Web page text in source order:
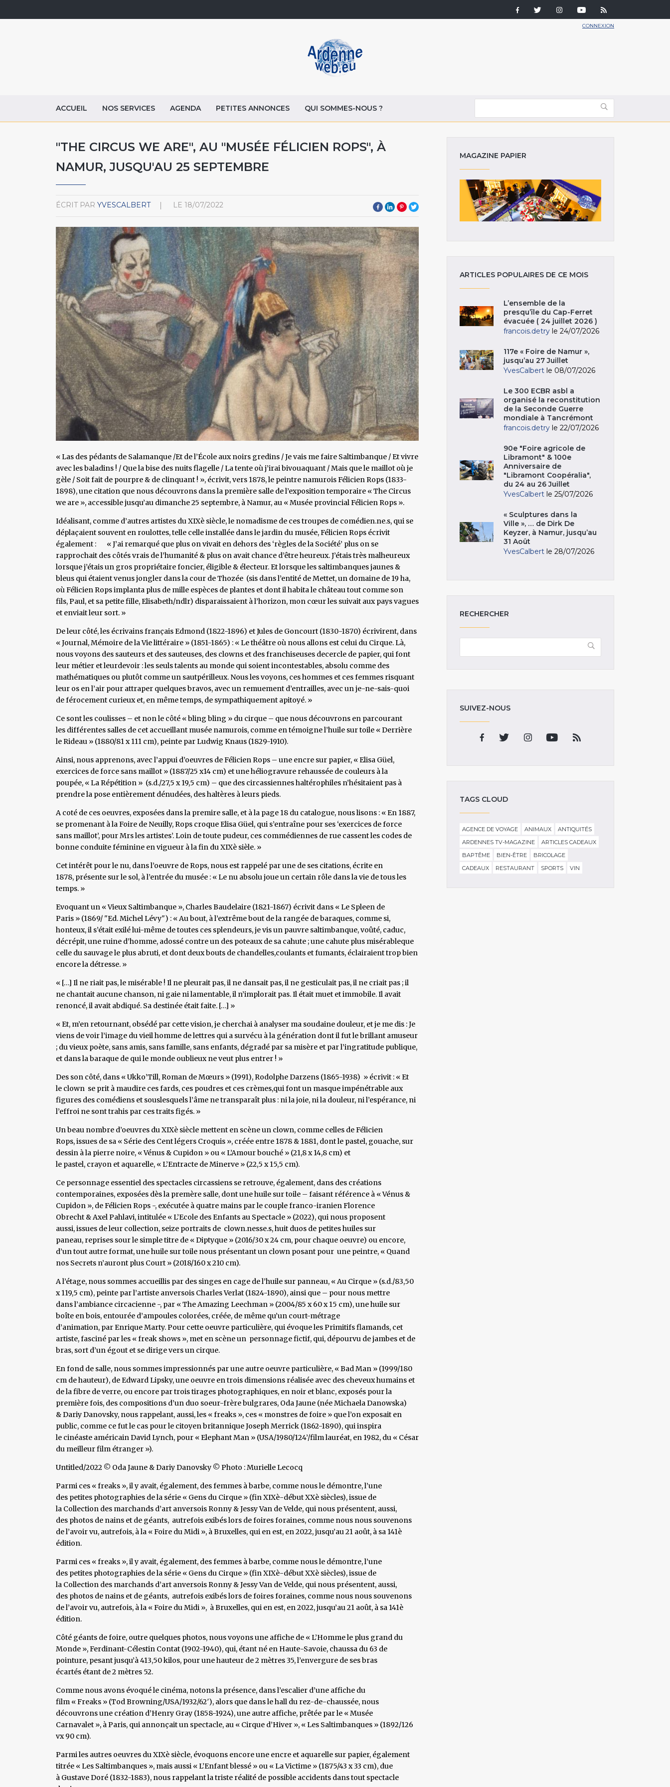
CONNEXION
ACCUEIL NOS SERVICES AGENDA PETITES ANNONCES QUI SOMMES-NOUS ?
"THE CIRCUS WE ARE", AU "MUSÉE FÉLICIEN ROPS", À
NAMUR, JUSQU'AU 25 SEPTEMBRE
ÉCRIT PAR YVESCALBERT LE 18/07/2022
« Las des pédants de Salamanque /Et de l’École aux noirs gredins / Je vais me faire Saltimbanque / Et vivre
avec les baladins ! / Que la bise des nuits flagelle / La tente où j’irai bivouaquant / Mais que le maillot où je
gèle / Soit fait de pourpre & de clinquant ! », écrivit, vers 1878, le peintre namurois Félicien Rops (1833-
1898), une citation que nous découvrons dans la première salle de l’exposition temporaire « The Circus
we are », accessible jusqu’au dimanche 25 septembre, à Namur, au « Musée provincial Félicien Rops ».
Idéalisant, comme d’autres artistes du XIXè siècle, le nomadisme de ces troupes de comédien.ne.s, qui se
déplaçaient souvent en roulottes, telle celle installée dans le jardin du musée, Félicien Rops écrivit
également : « J’ai remarqué que plus on vivait en dehors des ‘règles de la Société’ plus on se
rapprochait des côtés vrais de l’humanité & plus on avait chance d’être heureux. J’étais très malheureux
lorsque j’étais un gros propriétaire foncier, éligible & électeur. Et lorsque les saltimbanques jaunes &
bleus qui étaient venus jongler dans la cour de Thozée (sis dans l’entité de Mettet, un domaine de 19 ha,
où Félicien Rops implanta plus de mille espèces de plantes et dont il habita le château tout comme son
fils, Paul, et sa petite fille, Elisabeth/ndlr) disparaissaient à l’horizon, mon cœur les suivait aux pays vagues
et enviait leur sort. »
De leur côté, les écrivains français Edmond (1822-1896) et Jules de Goncourt (1830-1870) écrivirent, dans
« Journal, Mémoire de la Vie littéraire » (1851-1865) : « Le théâtre où nous allons est celui du Cirque. Là,
nous voyons des sauteurs et des sauteuses, des clowns et des franchiseuses decercle de papier, qui font
leur métier et leurdevoir : les seuls talents au monde qui soient incontestables, absolu comme des
mathématiques ou plutôt comme un sautpérilleux. Nous les voyons, ces hommes et ces femmes risquant
leur os en l’air pour attraper quelques bravos, avec un remuement d’entrailles, avec un je-ne-sais-quoi
de férocement curieux et, en même temps, de sympathiquement apitoyé. »
Ce sont les coulisses – et non le côté « bling bling » du cirque – que nous découvrons en parcourant
les différentes salles de cet accueillant musée namurois, comme en témoigne l’huile sur toile « Derrière
le Rideau » (1880/81 x 111 cm), peinte par Ludwig Knaus (1829-1910).
Ainsi, nous apprenons, avec l’appui d’oeuvres de Félicien Rops – une encre sur papier, « Elisa Güel,
exercices de force sans maillot » (1887/25 x14 cm) et une héliogravure rehaussée de couleurs à la
poupée, « La Répétition » (s.d./27,5 x 19,5 cm) – que des circassiennes haltérophiles n’hésitaient pas à
prendre la pose entièrement dénudées, des haltères à leurs pieds.
A coté de ces oeuvres, exposées dans la premire salle, et à la page 18 du catalogue, nous lisons : « En 1887,
se promenant à la Foire de Neuilly, Rops croque Elisa Güel, qui s’entraîne pour ses ‘exercices de force
sans maillot’, pour Mrs les artistes’. Loin de toute pudeur, ces commédiennes de rue cassent les codes de
bonne conduite féminine en vigueur à la fin du XIXè sièle. »
Cet intérêt pour le nu, dans l’oeuvre de Rops, nous est rappelé par une de ses citations, écrite en
1878, présente sur le sol, à l’entrée du musée : « Le nu absolu joue un certain rôle dans la vie de tous les
temps. »
Evoquant un « Vieux Saltimbanque », Charles Baudelaire (1821-1867) écrivit dans « Le Spleen de
Paris » (1869/ "Ed. Michel Lévy") : « Au bout, à l’extrême bout de la rangée de baraques, comme si,
honteux, il s’était exilé lui-même de toutes ces splendeurs, je vis un pauvre saltimbanque, voûté, caduc,
décrépit, une ruine d’homme, adossé contre un des poteaux de sa cahute ; une cahute plus misérableque
celle du sauvage le plus abruti, et dont deux bouts de chandelles,coulants et fumants, éclairaient trop bien
encore la détresse. »
« […] Il ne riait pas, le misérable ! Il ne pleurait pas, il ne dansait pas, il ne gesticulait pas, il ne criait pas ; il
ne chantait aucune chanson, ni gaie ni lamentable, il n’implorait pas. Il était muet et immobile. Il avait
renoncé, il avait abdiqué. Sa destinée était faite. […] »
« Et, m’en retournant, obsédé par cette vision, je cherchai à analyser ma soudaine douleur, et je me dis : Je
viens de voir l’image du vieil homme de lettres qui a survécu à la génération dont il fut le brillant amuseur
; du vieux poète, sans amis, sans famille, sans enfants, dégradé par sa misère et par l’ingratitude publique,
et dans la baraque de qui le monde oublieux ne veut plus entrer ! »
Des son côté, dans « Ukko’Till, Roman de Mœurs » (1991), Rodolphe Darzens (1865-1938) » écrivit : « Et
le clown se prit à maudire ces fards, ces poudres et ces crèmes,qui font un masque impénétrable aux
figures des comédiens et souslesquels l’âme ne transparaît plus : ni la joie, ni la douleur, ni l’espérance, ni
l’effroi ne sont trahis par ces traits figés. »
Un beau nombre d’oeuvres du XIXè siècle mettent en scène un clown, comme celles de Félicien
Rops, issues de sa « Série des Cent légers Croquis », créée entre 1878 & 1881, dont le pastel, gouache, sur
dessin à la pierre noire, « Vénus & Cupidon » ou « L’Amour bouché » (21,8 x 14,8 cm) et
le pastel, crayon et aquarelle, « L’Entracte de Minerve » (22,5 x 15,5 cm).
Ce personnage essentiel des spectacles circassiens se retrouve, également, dans des créations
contemporaines, exposées dès la premère salle, dont une huile sur toile – faisant référence à « Vénus &
Cupidon », de Félicien Rops -, exécutée à quatre mains par le couple franco-iranien Florence
Obrecht & Axel Pahlavi, intitulée « L’Ecole des Enfants au Spectacle » (2022), qui nous proposent
aussi, issues de leur collection, seize portraits de clown.nesse.s, huit duos de petites huiles sur
paneau, reprises sour le simple titre de « Diptyque » (2016/30 x 24 cm, pour chaque oeuvre) ou encore,
d’un tout autre format, une huile sur toile nous présentant un clown posant pour une peintre, « Quand
nos Secrets n’auront plus Court » (2018/160 x 210 cm).
A l’étage, nous sommes accueillis par des singes en cage de l’huile sur panneau, « Au Cirque » (s.d./83,50
x 119,5 cm), peinte par l’artiste anversois Charles Verlat (1824-1890), ainsi que – pour nous mettre
dans l’ambiance circacienne -, par « The Amazing Leechman » (2004/85 x 60 x 15 cm), une huile sur
boîte en bois, entourée d’ampoules colorées, créée, de même qu’un court-métrage
d’animation, par Enrique Marty. Pour cette oeuvre particulière, qui évoque les Primitifs flamands, cet
artiste, fasciné par les « freak shows », met en scène un personnage fictif, qui, dépourvu de jambes et de
bras, sort d’un égout et se dirige vers un cirque.
En fond de salle, nous sommes impressionnés par une autre oeuvre particulière, « Bad Man » (1999/180
cm de hauteur), de Edward Lipsky, une oeuvre en trois dimensions réalisée avec des cheveux humains et
de la fibre de verre, ou encore par trois tirages photographiques, en noir et blanc, exposés pour la
première fois, des compositions d’un duo soeur-frère bulgrares, Oda Jaune (née Michaela Danowska)
& Dariy Danovsky, nous rappelant, aussi, les « freaks », ces « monstres de foire » que l’on exposait en
public, comme ce fut le cas pour le citoyen britannique Joseph Merrick (1862-1890), qui inspira
le cinéaste américain David Lynch, pour « Elephant Man » (USA/1980/124’/film lauréat, en 1982, du « César
du meilleur film étranger »).
Untitled/2022 © Oda Jaune & Dariy Danovsky © Photo : Murielle Lecocq
Parmi ces « freaks », il y avait, également, des femmes à barbe, comme nous le démontre, l’une
des petites photographies de la série « Gens du Cirque » (fin XIXè-début XXè siècles), issue de
la Collection des marchands d’art anversois Ronny & Jessy Van de Velde, qui nous présentent, aussi,
des photos de nains et de géants, autrefois exibés lors de foires foraines, comme nous nous souvenons
de l’avoir vu, autrefois, à la « Foire du Midi », à Bruxelles, qui en est, en 2022, jusqu’au 21 août, à sa 141è
édition.
Parmi ces « freaks », il y avait, également, des femmes à barbe, comme nous le démontre, l’une
des petites photographies de la série « Gens du Cirque » (fin XIXè-début XXè siècles), issue de
la Collection des marchands d’art anversois Ronny & Jessy Van de Velde, qui nous présentent, aussi,
des photos de nains et de géants, autrefois exibés lors de foires foraines, comme nous nous souvenons
de l’avoir vu, autrefois, à la « Foire du Midi », à Bruxelles, qui en est, en 2022, jusqu’au 21 août, à sa 141è
édition.
Côté géants de foire, outre quelques photos, nous voyons une affiche de « L’Homme le plus grand du
Monde », Ferdinant-Célestin Contat (1902-1940), qui, étant né en Haute-Savoie, chaussa du 63 de
pointure, pesant jusqu’à 413,50 kilos, pour une hauteur de 2 mètres 35, l’envergure de ses bras
écartés étant de 2 mètres 52.
Comme nous avons évoqué le cinéma, notons la présence, dans l’escalier d’une affiche du
film « Freaks » (Tod Browning/USA/1932/62′), alors que dans le hall du rez-de-chaussée, nous
découvrons une création d’Henry Gray (1858-1924), une autre affiche, prêtée par le « Musée
Carnavalet », à Paris, qui annonçait un spectacle, au « Cirque d’Hiver », « Les Saltimbanques » (1892/126
vx 90 cm).
Parmi les autres oeuvres du XIXè siècle, évoquons encore une encre et aquarelle sur papier, également
titrée « Les Saltimbanques », mais aussi « L’Enfant blessé » ou « La Victime » (1875/43 x 33 cm), due
à Gustave Doré (1832-1883), nous rappelant la triste réalité de possible accidents dans tout spectacle
MAGAZINE PAPIER
ARTICLES POPULAIRES DE CE MOIS
L’ensemble de la
presqu’île du Cap-Ferret
évacuée ( 24 juillet 2026 )
francois.detry le 24/07/2026
117e « Foire de Namur »,
jusqu’au 27 Juillet
YvesCalbert le 08/07/2026
Le 300 ECBR asbl a
organisé la reconstitution
de la Seconde Guerre
mondiale à Tancrémont
francois.detry le 22/07/2026
90e "Foire agricole de
Libramont" & 100e
Anniversaire de
"Libramont Coopéralia",
du 24 au 26 Juillet
YvesCalbert le 25/07/2026
« Sculptures dans la
Ville », … de Dirk De
Keyzer, à Namur, jusqu’au
31 Août
YvesCalbert le 28/07/2026
RECHERCHER
SUIVEZ-NOUS
TAGS CLOUD
AGENCE DE VOYAGE ANIMAUX
ANTIQUITÉS
ARDENNES TV-MAGAZINE
ARTICLES CADEAUX
BAPTÊME
BIEN-ÊTRE
BRICOLAGE
CADEAUX
RESTAURANT SPORTS VIN